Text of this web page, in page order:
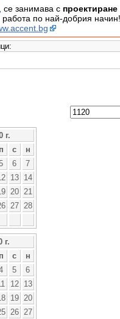
се занимава с проектиране
по най-добрия
г.
п с
н
6
7
13
14
20
21
27
28
г.
п с
н
5
6
12
13
19
20
26
27